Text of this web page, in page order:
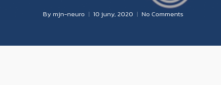
By mjn-neuro 10 juny, 2020 No Comments